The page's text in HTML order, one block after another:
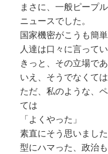
まさに、一般ピープ
ニュースでした。
国家機密がこうも簡
人達は口々に言ってい
きっと、その立場で
いえ、そうでなくて
ただ、私のような、
ては
「よくやった」
素直にそう思いました
型にハマった、政治